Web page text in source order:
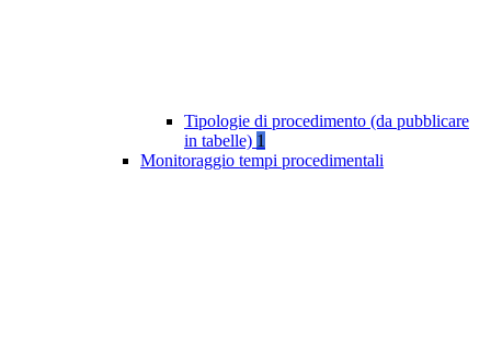
Tipologie di procedimento (da pubblicare
in tabelle) 1
Monitoraggio tempi procedimentali